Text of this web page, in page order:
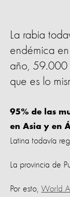
La rabia
endémica
año, 59.000
que es lo
95% de las
en Asia y en
Latina todavía
La provincia de
Por esto, World